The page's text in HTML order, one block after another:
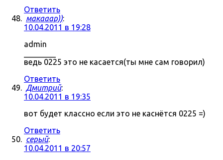
Ответить
макааар)):
10.04.2011 в 19:28
admin
ведь 0225 это не касается(ты мне сам говорил)
Ответить
Дмитрий:
10.04.2011 в 19:35
вот будет классно если это не каснётся 0225 =)
Ответить
серый:
10.04.2011 в 20:57